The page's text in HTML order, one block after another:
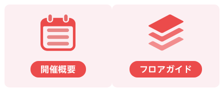
開催概要 フロアガイド